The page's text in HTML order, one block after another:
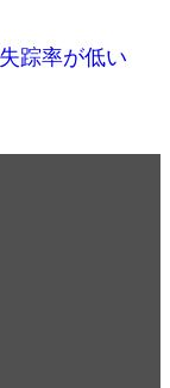
踪率が低い